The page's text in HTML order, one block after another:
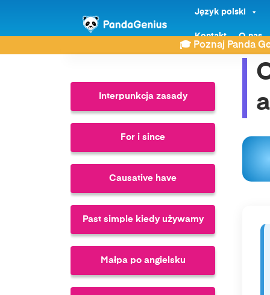
Język polski
Kontakt O nas
🎓 Poznaj Panda
ZDAY Język angielski Cechy charakteru po
Interpunkcja zasady
For i since
Causative have
Past simple kiedy używamy
Małpa po angielsku